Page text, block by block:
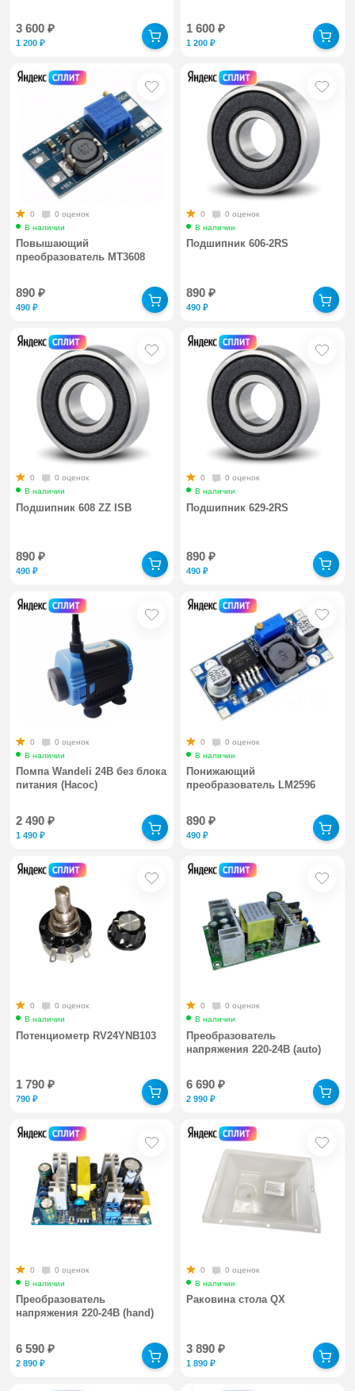
3 600₽
1 200₽
1 600₽
1 200₽
0
0 оценок
В наличии
Повышающий
преобразователь МТ3608
890₽
490₽
0
0 оценок
В наличии
Подшипник 606-2RS
890₽
490₽
0
0 оценок
В наличии
Подшипник 608 ZZ ISB
890₽
490₽
0
0 оценок
В наличии
Подшипник 629-2RS
890₽
490₽
0
0 оценок
В наличии
Помпа Wandeli 24В без блока
питания (Насос)
2 490₽
1 490₽
0
0 оценок
В наличии
Понижающий
преобразователь LM2596
890₽
490₽
0
0 оценок
В наличии
Потенциометр RV24YNB103
1 790₽
790₽
0
0 оценок
В наличии
Преобразователь
напряжения 220-24В (auto)
6 690₽
2 990₽
0
0 оценок
В наличии
Преобразователь
напряжения 220-24В (hand)
6 590₽
2 890₽
0
0 оценок
В наличии
Раковина стола QX
3 890₽
1 890₽